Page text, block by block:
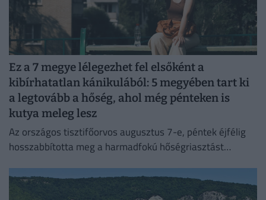
Ez a 7 megye lélegezhet fel elsőként a
kibírhatatlan kánikulából: 5 megyében tart ki
a legtovább a hőség, ahol még pénteken is
kutya meleg lesz
Az országos tisztifőorvos augusztus 7-e, péntek éjfélig
hosszabbította meg a harmadfokú hőségriasztást
fellélegezhetünk.